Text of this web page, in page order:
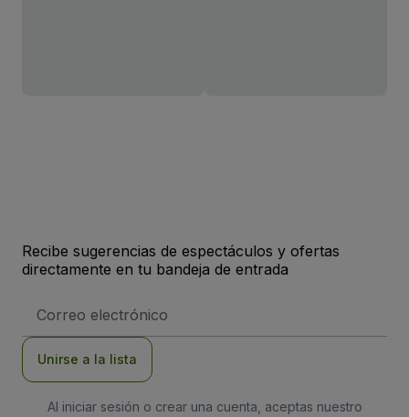
Recibe sugerencias de espectáculos y ofertas
directamente en tu bandeja de entrada
de
Unirse a la lista
Al iniciar sesión o crear una cuenta, aceptas nuestro